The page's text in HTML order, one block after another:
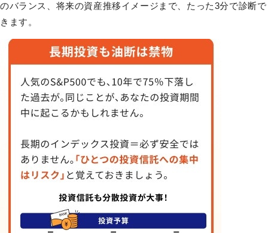
のバランス、将来の資産推移イメージまで、たった3分で診断で
きます。